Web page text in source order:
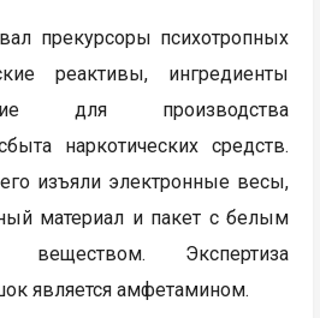
прекурсоры психотропных
реактивы, ингредиенты
для производства
наркотических средств.
изъяли электронные весы,
материал и пакет с белым
веществом. Экспертиза
является амфетамином.